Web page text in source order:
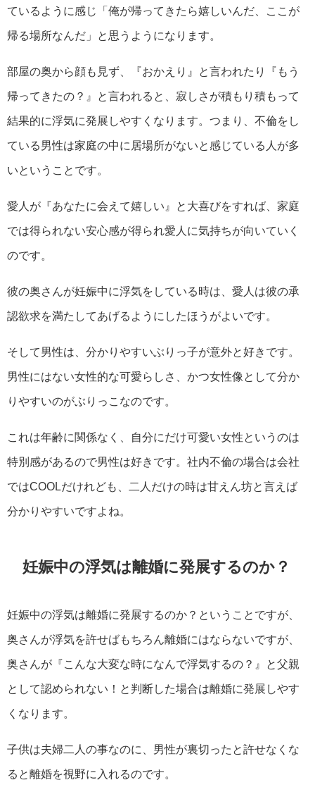
ているように感じ「俺が帰ってきたら嬉しいんだ、ここが
帰る場所なんだ」と思うようになります。
部屋の奥から顔も見ず、『おかえり』と言われたり『もう
帰ってきたの？』と言われると、寂しさが積もり積もって
結果的に浮気に発展しやすくなります。つまり、不倫をし
ている男性は家庭の中に居場所がないと感じている人が多
いということです。
愛人が『あなたに会えて嬉しい』と大喜びをすれば、家庭
では得られない安心感が得られ愛人に気持ちが向いていく
のです。
彼の奥さんが妊娠中に浮気をしている時は、愛人は彼の承
認欲求を満たしてあげるようにしたほうがよいです。
そして男性は、分かりやすいぶりっ子が意外と好きです。
男性にはない女性的な可愛らしさ、かつ女性像として分か
りやすいのがぶりっこなのです。
これは年齢に関係なく、自分にだけ可愛い女性というのは
特別感があるので男性は好きです。社内不倫の場合は会社
ではCOOLだけれども、二人だけの時は甘えん坊と言えば
分かりやすいですよね。
妊娠中の浮気は離婚に発展するのか？
妊娠中の浮気は離婚に発展するのか？ということですが、
奥さんが浮気を許せばもちろん離婚にはならないですが、
奥さんが『こんな大変な時になんで浮気するの？』と父親
として認められない！と判断した場合は離婚に発展しやす
くなります。
子供は夫婦二人の事なのに、男性が裏切ったと許せなくな
ると離婚を視野に入れるのです。